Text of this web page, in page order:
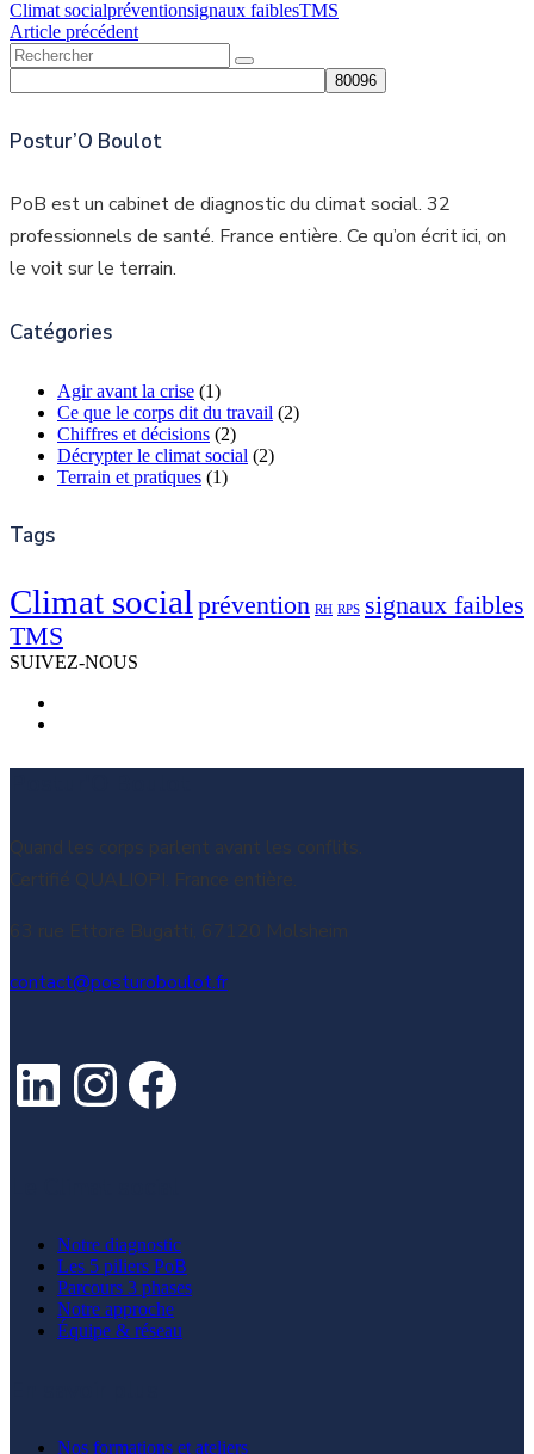
Climat socialpréventionsignaux faiblesTMS
Article précédent
Rechercher
:
Postur’O Boulot
PoB est un cabinet de diagnostic du climat social. 32
professionnels de santé. France entière. Ce qu’on écrit ici, on
le voit sur le terrain.
Catégories
Agir avant la crise (1)
Ce que le corps dit du travail (2)
Chiffres et décisions (2)
Décrypter le climat social (2)
Terrain et pratiques (1)
Tags
Climat socialprévention RH RPS signaux faibles
TMS
SUIVEZ-NOUS
Quand les corps parlent avant les conflits.
Certifié QUALIOPI. France entière.
63 rue Ettore Bugatti, 67120 Molsheim
contact@posturoboulot.fr
LinkedIn
Instagram
Facebook
Notre diagnostic
Les 5 piliers PoB
Parcours 3 phases
Notre approche
Équipe & réseau
Nos formations et ateliers